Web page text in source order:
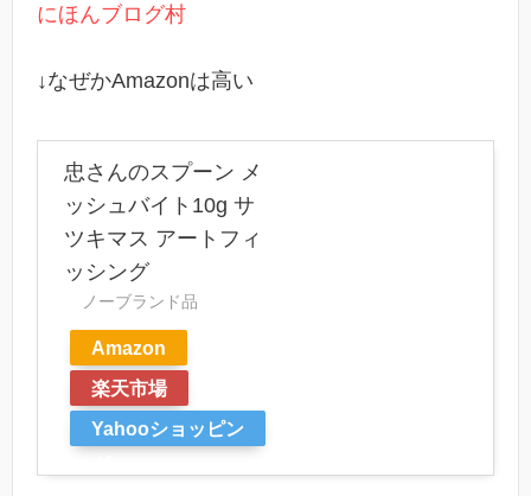
にほんブログ村
↓なぜかAmazonは高い
忠さんのスプーン メ
ッシュバイト10g サ
ツキマス アートフィ
ッシング
ノーブランド品
Amazon
楽天市場
Yahooショッピン